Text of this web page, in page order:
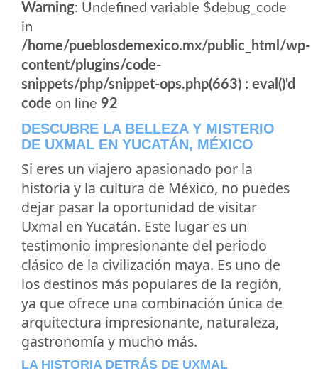
Warning: Undefined variable $debug_code
in
/home/pueblosdemexico.mx/public_html/wp-
content/plugins/code-
snippets/php/snippet-ops.php(663) : eval()'d
code on line 92
DESCUBRE LA BELLEZA Y MISTERIO
DE UXMAL EN YUCATÁN, MÉXICO
Si eres un viajero apasionado por la
historia y la cultura de México, no puedes
dejar pasar la oportunidad de visitar
Uxmal en Yucatán. Este lugar es un
testimonio impresionante del periodo
clásico de la civilización maya. Es uno de
los destinos más populares de la región,
ya que ofrece una combinación única de
arquitectura impresionante, naturaleza,
gastronomía y mucho más.
LA HISTORIA DETRÁS DE UXMAL